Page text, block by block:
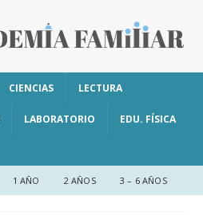
CIENCIAS LECTURA
LABORATORIO EDU. FÍSICA
1 AÑO 2 AÑOS 3 – 6 AÑOS